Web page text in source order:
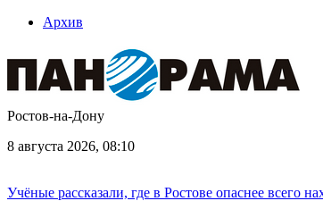
Архив
Ростов-на-Дону
8 августа 2026, 08:10
Учёные рассказали, где в Ростове опаснее всего